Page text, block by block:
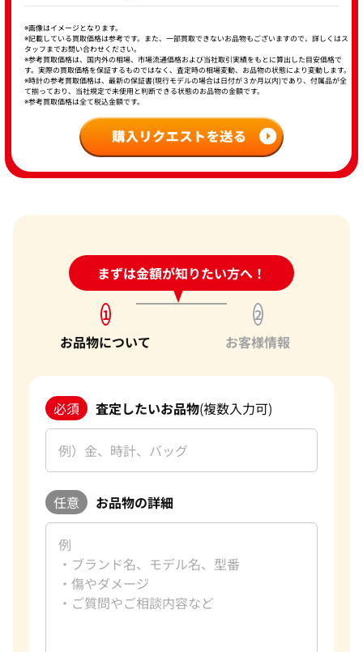
※画像はイメージとなります。
※記載している買取価格は参考です。また、一部買取できないお品物もございますので、詳しくはス
タッフまでお問い合わせください。
※参考買取価格は、国内外の相場、市場流通価格および当社取引実績をもとに算出した目安価格で
す。実際の買取価格を保証するものではなく、査定時の相場変動、お品物の状態により変動します。
※時計の参考買取価格は、最新の保証書(現行モデルの場合は日付が３か月以内)であり、付属品が全
て揃っており、当社規定で未使用と判断できる状態のお品物の金額です。
※参考買取価格は全て税込金額です。
まずは金額が知りたい方へ！
24時間受付中!問い合わせフォーム
1
お品物について
2
お客様情報
必須 査定したいお品物(複数入力可)
任意 お品物の詳細